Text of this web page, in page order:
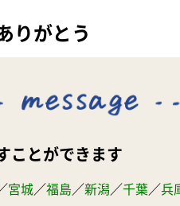
りがとう
ことができます
宮城／福島 ／新潟／千葉／兵